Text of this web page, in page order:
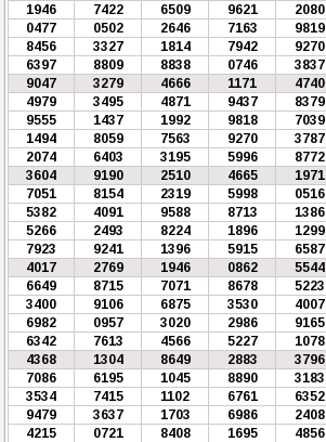
1946
7422 6509 9621 2080
0477
0502 2646 7163 9819
8456
3327 1814 7942 9270
6397
8809 8838 0746 3837
9047
3279 4666 1171 4740
4979
3495 4871 9437 8379
9555
1437 1992 9818 7039
1494
8059 7563 9270 3787
2074
6403 3195 5996 8772
3604
9190 2510 4665 1971
7051
8154 2319 5998 0516
5382
4091 9588 8713 1386
5266
2493 8224 1896 1299
7923
9241 1396 5915 6587
4017
2769 1946 0862 5544
6649
8715 7071 8678 5223
3400
9106 6875 3530 4007
6982
0957 3020 2986 9165
6342
7613 4566 5227 1078
4368
1304 8649 2883 3796
7086
6195 1045 8890 3183
3534
7415 1102 6761 6352
9479
3637 1703 6986 2408
4215
0721 8408 1695 4856